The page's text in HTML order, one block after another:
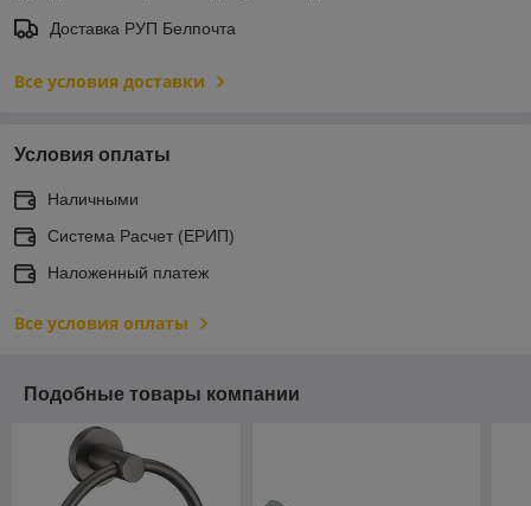
Доставка РУП Белпочта
Все условия доставки
Условия оплаты
Наличными
Система Расчет (ЕРИП)
Наложенный платеж
Все условия оплаты
Подобные товары компании